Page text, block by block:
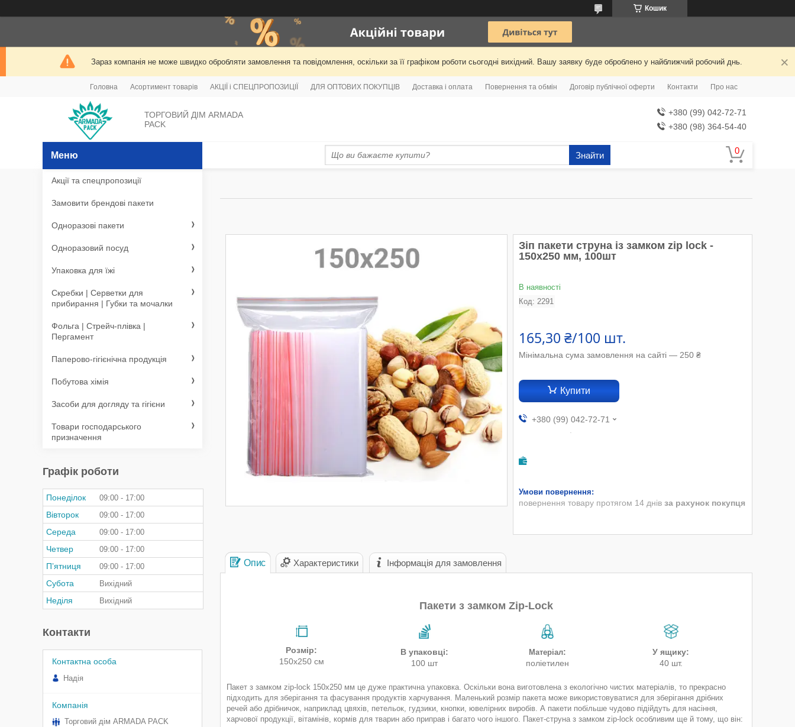
Кошик
Зараз компанія не може швидко обробляти замовлення та повідомлення, оскільки за її графіком роботи сьогодні вихідний. Вашу заявку буде оброблено у найближчий робочий днь.
Головна Асортимент товарів АКЦІЇ і СПЕЦПРОПОЗИЦІЇ ДЛЯ ОПТОВИХ ПОКУПЦІВ Доставка і оплата Повернення та обмін Договір публічної оферти Контакти Про нас
ТОРГОВИЙ ДІМ ARMADA
PACK
+380 (99) 042-72-71
+380 (98) 364-54-40
Знайти
Зіп пакети струна із замком zip lock -
150x250 мм, 100шт
В наявності
Код: 2291
165,30 ₴/100 шт.
Мінімальна сума замовлення на сайті — 250 ₴
Купити
+380 (99) 042-72-71
повернення товару протягом 14 днів за рахунок покупця
Опис Характеристики Інформація для замовлення
Пакети з замком Zip-Lock
Розмір:
150х250 см
В упаковці:
100 шт
Матеріал:
поліетилен
У ящику:
40 шт.
Пакет з замком zip-lock 150х250 мм це дуже практична упаковка. Оскільки вона виготовлена з екологічно чистих матеріалів, то прекрасно
підходить для зберігання та фасування продуктів харчування. Маленький розмір пакета може використовуватися для зберігання дрібних
речей або дрібничок, наприклад цвяхів, петельок, гудзики, кнопки, ювелірних виробів. А пакети побільше чудово підійдуть для насіння,
харчової продукції, вітамінів, кормів для тварин або приправ і багато чого іншого. Пакет-струна з замком zip-lock особливим ще й тому, що він:
Акції та спецпропозиції
Замовити брендові пакети
Одноразові пакети
Одноразовий посуд
Упаковка для їжі
Скребки | Серветки для
прибирання | Губки та мочалки
Фольга | Стрейч-плівка |
Пергамент
Паперово-гігієнічна продукція
Побутова хімія
Засоби для догляду та гігієни
Товари господарського
призначення
Графік роботи
Понеділок 09:00 17:00
Вівторок 09:00 17:00
Середа 09:00 17:00
Четвер 09:00 17:00
Пʼятниця 09:00 17:00
Субота Вихідний
Неділя Вихідний
Контакти
Надія
Торговий дім ARMADA PACK